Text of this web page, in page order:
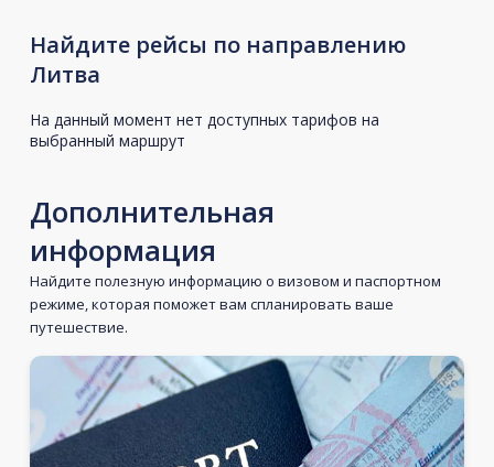
Найдите рейсы по направлению
Литва
На данный момент нет доступных тарифов на
выбранный маршрут
Дополнительная
информация
Найдите полезную информацию о визовом и паспортном
режиме, которая поможет вам спланировать ваше
путешествие.